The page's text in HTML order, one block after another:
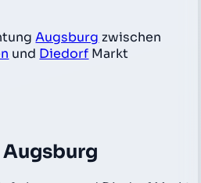
Augsburg zwischen
und Diedorf Markt